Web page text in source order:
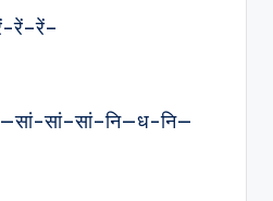
रें–रें–
सां–सां–नि—ध-नि—